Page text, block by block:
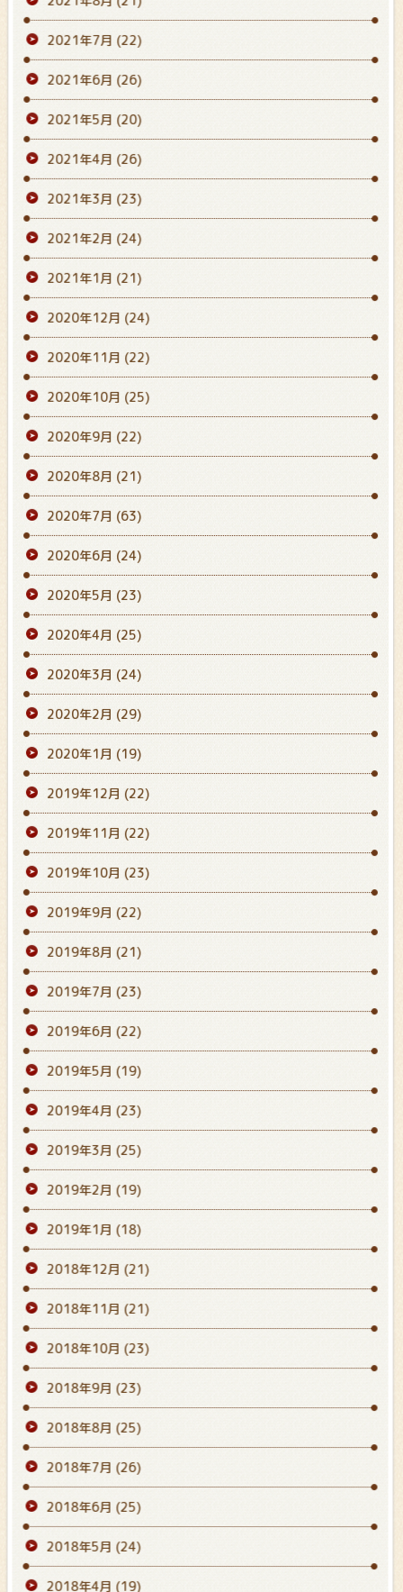
2021年7月 (22)
2021年6月 (26)
2021年5月 (20)
2021年4月 (26)
2021年3月 (23)
2021年2月 (24)
2021年1月 (21)
2020年12月 (24)
2020年11月 (22)
2020年10月 (25)
2020年9月 (22)
2020年8月 (21)
2020年7月 (63)
2020年6月 (24)
2020年5月 (23)
2020年4月 (25)
2020年3月 (24)
2020年2月 (29)
2020年1月 (19)
2019年12月 (22)
2019年11月 (22)
2019年10月 (23)
2019年9月 (22)
2019年8月 (21)
2019年7月 (23)
2019年6月 (22)
2019年5月 (19)
2019年4月 (23)
2019年3月 (25)
2019年2月 (19)
2019年1月 (18)
2018年12月 (21)
2018年11月 (21)
2018年10月 (23)
2018年9月 (23)
2018年8月 (25)
2018年7月 (26)
2018年6月 (25)
2018年5月 (24)
2018年4月 (19)